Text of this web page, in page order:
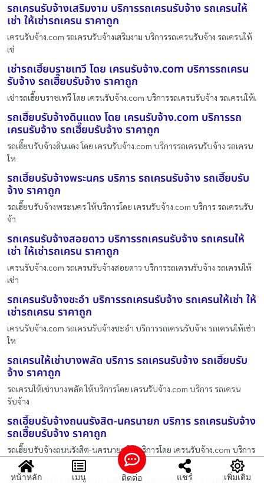
รถเครนรับจ้างเสริมงาม บริการรถเครนรับจ้าง รถเครนให้
เช่า ให้เช่ารถเครน ราคาถูก
เครนรับจ้าง.com รถเครนรับจ้างเสริมงาม บริการรถเครนรับจ้าง รถเครนให้
เช่
เช่ารถเฮี๊ยบราชเทวี โดย เครนรับจ้าง.com บริการรถเครน
รับจ้าง รถเฮี๊ยบรับจ้าง ราคาถูก
เช่ารถเฮี๊ยบราชเทวี โดย เครนรับจ้าง.com บริการรถเครนรับจ้าง รถเครนให้เ
รถเฮี๊ยบรับจ้างดินแดง โดย เครนรับจ้าง.com บริการรถ
เครนรับจ้าง รถเฮี๊ยบรับจ้าง ราคาถูก
รถเฮี๊ยบรับจ้างดินแดง โดย เครนรับจ้าง.com บริการรถเครนรับจ้าง รถเครน
ให
รถเฮี๊ยบรับจ้างพระนคร บริการ รถเครนรับจ้าง รถเฮี๊ยบรับ
จ้าง ราคาถูก
รถเฮี๊ยบรับจ้างพระนคร ให้บริการโดย เครนรับจ้าง.com บริการ รถเครนรับ
จ้า
รถเครนรับจ้างสอยดาว บริการรถเครนรับจ้าง รถเครนให้
เช่า ให้เช่ารถเครน ราคาถูก
เครนรับจ้าง.com รถเครนรับจ้างสอยดาว บริการรถเครนรับจ้าง รถเครนให้
เช่า
รถเครนรับจ้างชะอำ บริการรถเครนรับจ้าง รถเครนให้เช่า ให้
เช่ารถเครน ราคาถูก
เครนรับจ้าง.com รถเครนรับจ้างชะอำ บริการรถเครนรับจ้าง รถเครนให้เช่า
ให
รถเครนให้เช่าบางพลัด บริการ รถเครนรับจ้าง รถเฮี๊ยบรับ
จ้าง ราคาถูก
รถเครนให้เช่าบางพลัด ให้บริการโดย เครนรับจ้าง.com บริการ รถเครน
รับจ้าง
รถเฮี๊ยบรับจ้างถนนรังสิต-นครนายก บริการ รถเครนรับจ้าง
รถเฮี๊ยบรับจ้าง ราคาถูก
รถเฮี๊ยบรับจ้างถนนรังสิต-นครนายก ให้บริการโดย เครนรับจ้าง.com บริการ
หน้าหลัก เมนู ติดต่อ แชร์ เพิ่มเติม